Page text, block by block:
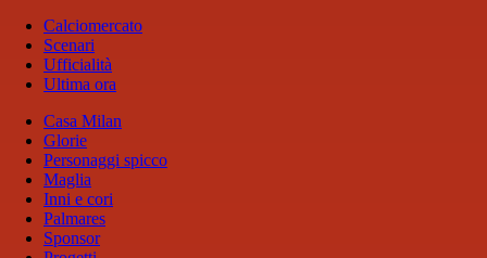
Calciomercato
Scenari
Ufficialità
Ultima ora
Casa Milan
Glorie
Personaggi spicco
Maglia
Inni e cori
Palmares
Sponsor